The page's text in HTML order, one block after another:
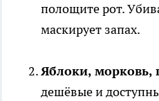
полощите рот.
маскирует запах.
Яблоки, морковь,
дешёвые и